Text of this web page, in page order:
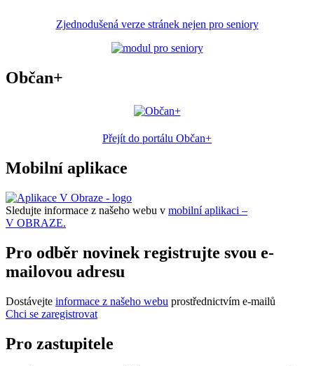
Zjednodušená verze stránek nejen pro seniory
Občan+
Přejít do portálu Občan+
Mobilní aplikace
Sledujte informace z našeho webu v mobilní aplikaci –
V OBRAZE.
Pro odběr novinek registrujte svou e-
mailovou adresu
Dostávejte informace z našeho webu prostřednictvím e-mailů
Chci se zaregistrovat
Pro zastupitele